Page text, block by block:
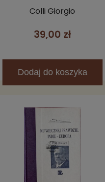
Colli Giorgio
39,00 zł
Dodaj do koszyka